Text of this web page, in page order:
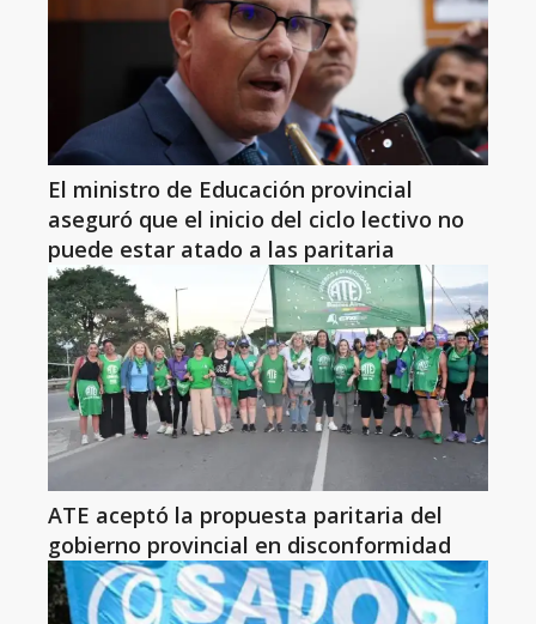
El ministro de Educación provincial
aseguró que el inicio del ciclo lectivo no
puede estar atado a las paritaria
ATE aceptó la propuesta paritaria del
gobierno provincial en disconformidad